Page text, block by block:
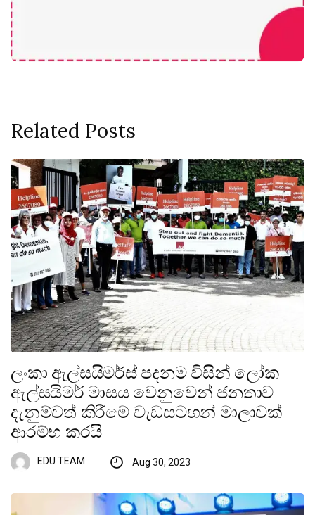
Related Posts
ලංකා ඇල්සයිමර්ස් පදනම විසින් ලෝක
ඇල්සයිමර් මාසය වෙනුවෙන් ජනතාව
දැනුම්වත් කිරීමේ වැඩසටහන් මාලාවක්
ආරම්භ කරයි
EDU TEAM Aug 30, 2023